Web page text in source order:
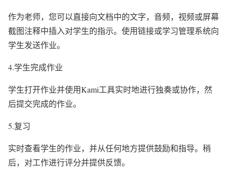
作为老师，您可以直接向文档中的文字，音频，视频或屏幕
截图注释中插入对学生的指示。使用链接或学习管理系统向
学生发送作业。
4.学生完成作业
学生打开作业并使用Kami工具实时地进行独奏或协作，然
后提交完成的作业。
5.复习
实时查看学生的作业，并从任何地方提供鼓励和指导。稍
后，对工作进行评分并提供反馈。